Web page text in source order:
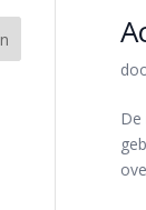
De